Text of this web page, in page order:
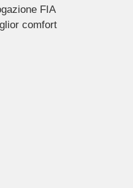
FIA
comfort